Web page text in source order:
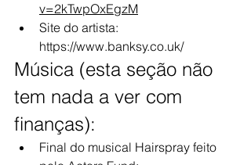
v=2kTwpOxEgzM
Site do artista:
https://www.banksy.co.uk/
Música (esta seção não
tem nada a ver com
finanças):
Final do musical Hairspray feito